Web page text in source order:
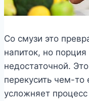
Со смузи это
напиток, но
недостаточной.
перекусить чем-
усложняет